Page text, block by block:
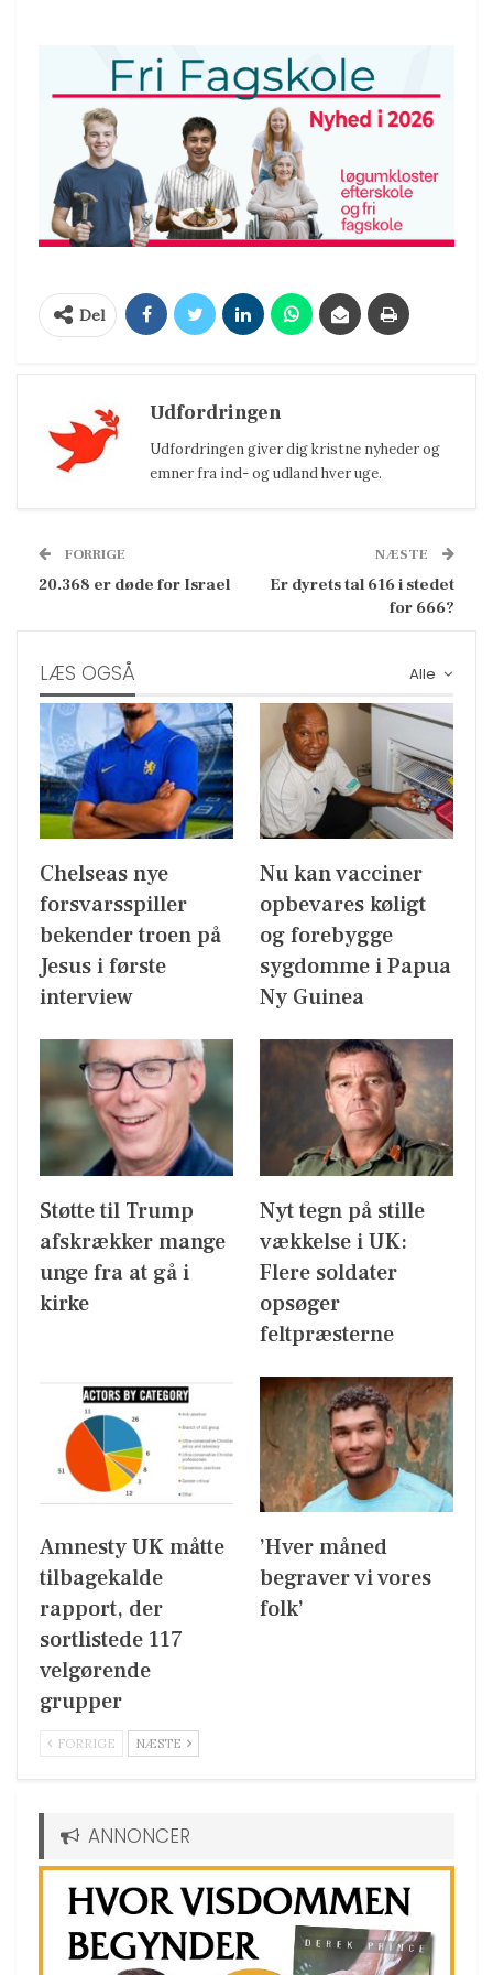
Del
Udfordringen
Udfordringen giver dig kristne nyheder og
emner fra ind- og udland hver uge.
FORRIGE
20.368 er døde for Israel
NÆSTE
Er dyrets tal 616 i stedet
for 666?
Alle
LÆS OGSÅ
Chelseas nye
forsvarsspiller
bekender troen på
Jesus i første
interview
Nu kan vacciner
opbevares køligt
og forebygge
sygdomme i Papua
Ny Guinea
Støtte til Trump
afskrækker mange
unge fra at gå i
kirke
Nyt tegn på stille
vækkelse i UK:
Flere soldater
opsøger
feltpræsterne
Amnesty UK måtte
tilbagekalde
rapport, der
sortlistede 117
velgørende
grupper
’Hver måned
begraver vi vores
folk’
FORRIGE NÆSTE
ANNONCER